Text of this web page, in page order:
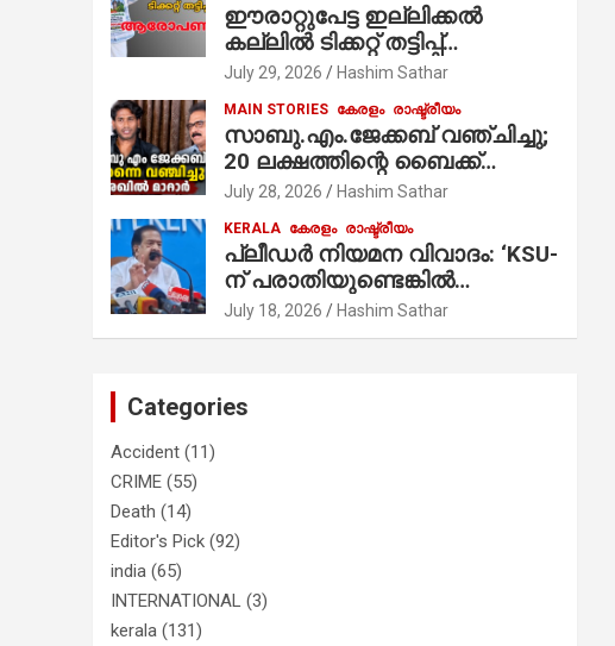
ഈരാറ്റുപേട്ട ഇല്ലിക്കൽ
കല്ലിൽ ടിക്കറ്റ് തട്ടിപ്പ്
ആരോപണം;
July 29, 2026 Hashim Sathar
MAIN STORIES കേരളം രാഷ്ട്രീയം
സാബു.എം.ജേക്കബ് വഞ്ചിച്ചു;
20 ലക്ഷത്തിന്റെ ബൈക്ക്
വിറ്റാണ് തൃക്കാക്കരയില്‍
മത്സരിച്ചത്! പ്രചാരണത്തിന്
രണ്ടേ രണ്ടുപേര്‍ മാത്രമാണ്
ഉണ്ടായിരുന്നത്; സാബുവിന്റേത്
വ്യക്തിപരമായ നേട്ടത്തിനുള്ള
പാര്‍ട്ടി; ഇപ്പോള്‍ ഫോണ്‍
വിളിച്ചാല്‍ എടുക്കില്ല;
ദുരനുഭവങ്ങള്‍ തുറന്നടിച്ച്
അഖില്‍ മാരാര്‍ ട്വന്റി 20 വിട്ടു
July 28, 2026 Hashim Sathar
KERALA കേരളം രാഷ്ട്രീയം
പ്ലീഡർ നിയമന വിവാദം: ‘KSU-
ന് പരാതിയുണ്ടെങ്കിൽ
പരിശോധിക്കും’; രമേശ്
ചെന്നിത്തല
July 18, 2026 Hashim Sathar
Categories
Accident (11)
CRIME (55)
Death (14)
Editor's Pick (92)
india (65)
INTERNATIONAL (3)
kerala (131)